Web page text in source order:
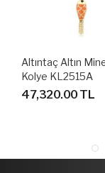
Altıntaç Altın
Kolye KL2515A
47,320.00 TL